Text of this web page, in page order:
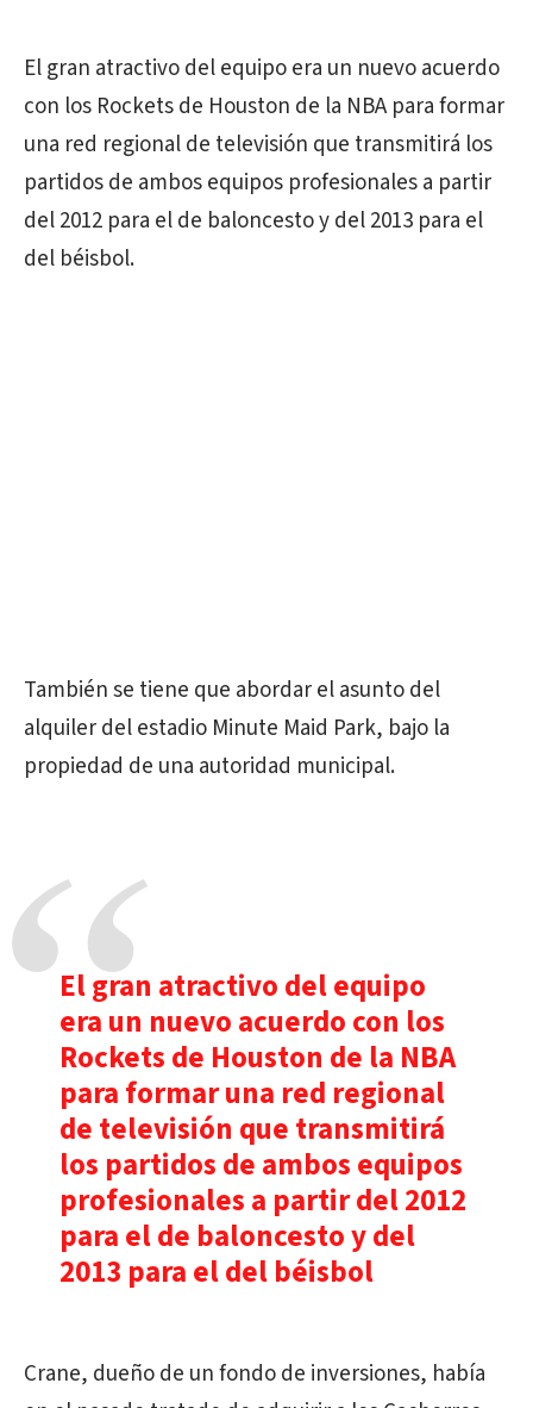
El gran atractivo del equipo era un nuevo acuerdo
con los Rockets de Houston de la NBA para formar
una red regional de televisión que transmitirá los
partidos de ambos equipos profesionales a partir
del 2012 para el de baloncesto y del 2013 para el
del béisbol.
También se tiene que abordar el asunto del
alquiler del estadio Minute Maid Park, bajo la
propiedad de una autoridad municipal.
El gran atractivo del equipo
era un nuevo acuerdo con los
Rockets de Houston de la NBA
para formar una red regional
de televisión que transmitirá
los partidos de ambos equipos
profesionales a partir del 2012
para el de baloncesto y del
2013 para el del béisbol
Crane, dueño de un fondo de inversiones, había